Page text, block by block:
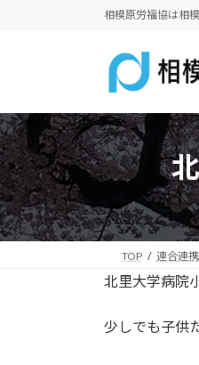
へ
ス
キ
ッ
プ
ョ
ン
に
移
動
相模原労福協は相
TOP 連合連携
北里大学病院
少しでも子供